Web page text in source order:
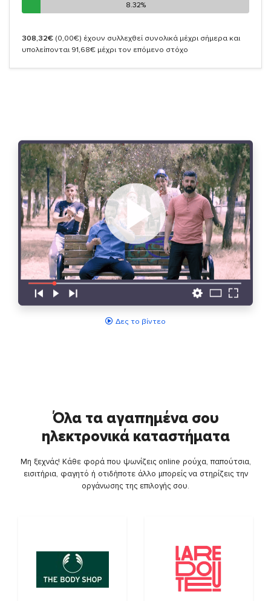
8.32%
8.32%
308,32€ (0,00€) έχουν συλλεχθεί συνολικά μέχρι σήμερα και
υπολείπονται 91,68€ μέχρι τον επόμενο στόχο
Δες το βίντεο
Όλα τα αγαπημένα σου
ηλεκτρονικά καταστήματα
Μη ξεχνάς! Κάθε φορά που ψωνίζεις online ρούχα, παπούτσια,
εισιτήρια, φαγητό ή οτιδήποτε άλλο μπορείς να στηρίζεις την
οργάνωσης της επιλογής σου.